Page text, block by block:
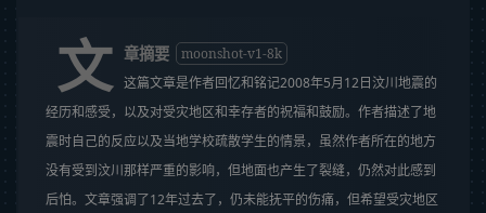
文 章摘要
moonshot-v1-8k
这篇文章是作者回忆和铭记2008年5月12日汶川地震的
经历和感受，以及对受灾地区和幸存者的祝福和鼓励。作者描述了地
震时自己的反应以及当地学校疏散学生的情景，虽然作者所在的地方
没有受到汶川那样严重的影响，但地面也产生了裂缝，仍然对此感到
后怕。文章强调了12年过去了，仍未能抚平的伤痛，但希望受灾地区